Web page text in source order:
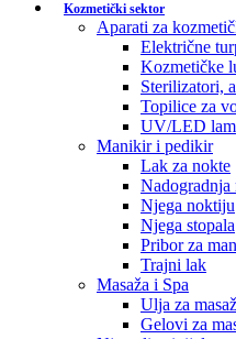
Kozmetički sektor
Aparati za
Električne
Kozmetičke
Sterilizatori,
Topilice za
UV/LED
Manikir i pedikir
Lak za nokte
Nadogradnja
Njega noktiju
Njega stopala
Pribor za
Trajni lak
Masaža i Spa
Ulja za
Gelovi za